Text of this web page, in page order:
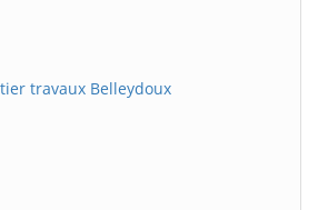
travaux Belleydoux